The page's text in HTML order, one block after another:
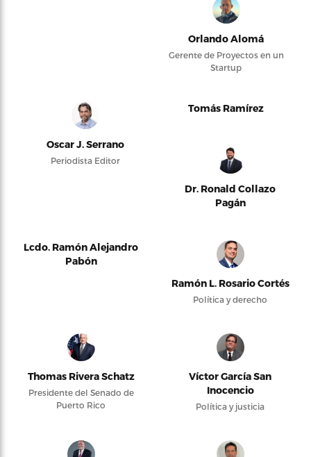
Orlando Alomá
Gerente de Proyectos en un
Startup
Oscar J. Serrano
Periodista Editor
Tomás Ramírez
Dr. Ronald Collazo
Pagán
Lcdo. Ramón Alejandro
Pabón
Ramón L. Rosario Cortés
Política y derecho
Thomas Rivera Schatz
Presidente del Senado de
Puerto Rico
Víctor García San
Inocencio
Política y justicia